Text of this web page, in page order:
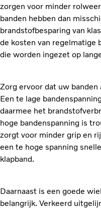
zorgen voor minder
banden hebben dan
brandstofbesparing van
de kosten van regelmatige
die worden ingezet op
Zorg ervoor dat uw
Een te lage
daarmee het
hoge bandenspanning is
zorgt voor minder grip en
een te hoge spanning
klapband.
Daarnaast is een goede
belangrijk. Verkeerd